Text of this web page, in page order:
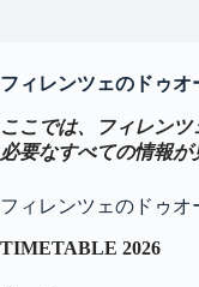
フィレンツェのドゥ
ここでは、フィレン
必要なすべての情報
フィレンツェのドゥオ
TIMETABLE 2026